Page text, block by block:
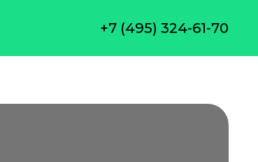
+7 (495) 324-61-70